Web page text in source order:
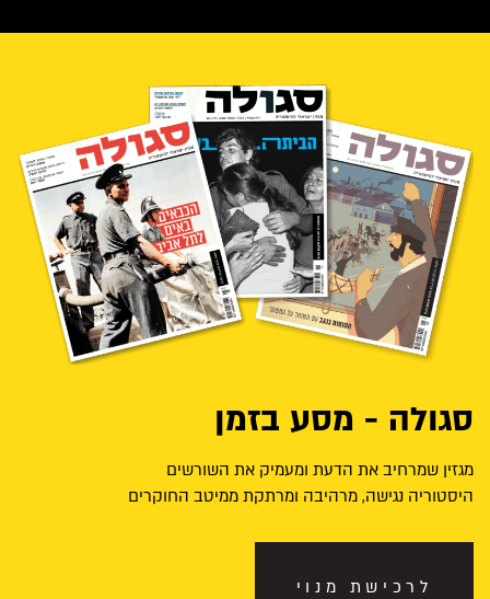
סגולה - מסע בזמן
מגזין שמרחיב את הדעת ומעמיק את השורשים
היסטוריה נגישה, מרהיבה ומרתקת ממיטב החוקרים
לרכישת מנוי